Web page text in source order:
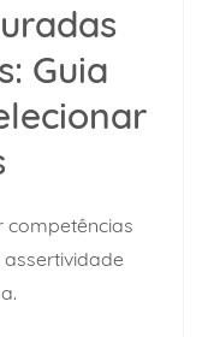
Guia
competências